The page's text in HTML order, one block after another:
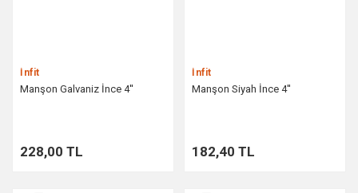
İnfit
Manşon Galvaniz İnce 4''
228,00 TL
İnfit
Manşon Siyah İnce 4''
182,40 TL